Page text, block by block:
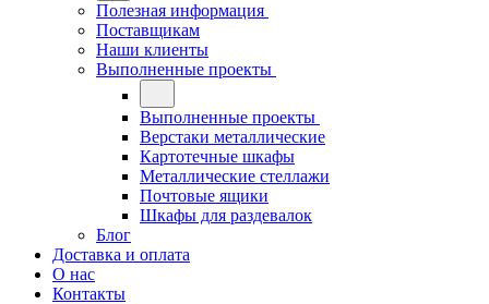
Полезная информация
Поставщикам
Наши клиенты
Выполненные проекты
Выполненные проекты
Верстаки металлические
Картотечные шкафы
Металлические стеллажи
Почтовые ящики
Шкафы для раздевалок
Блог
Доставка и оплата
О нас
Контакты